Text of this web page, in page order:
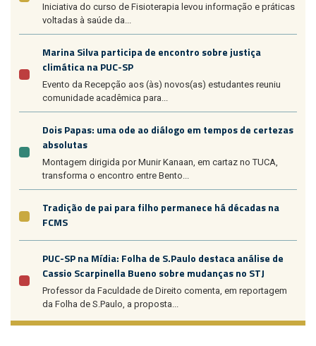
Iniciativa do curso de Fisioterapia levou informação e práticas
voltadas à saúde da...
Marina Silva participa de encontro sobre justiça
climática na PUC-SP
Evento da Recepção aos (às) novos(as) estudantes reuniu
comunidade acadêmica para...
Dois Papas: uma ode ao diálogo em tempos de certezas
absolutas
Montagem dirigida por Munir Kanaan, em cartaz no TUCA,
transforma o encontro entre Bento...
Tradição de pai para filho permanece há décadas na
FCMS
PUC-SP na Mídia: Folha de S.Paulo destaca análise de
Cassio Scarpinella Bueno sobre mudanças no STJ
Professor da Faculdade de Direito comenta, em reportagem
da Folha de S.Paulo, a proposta...